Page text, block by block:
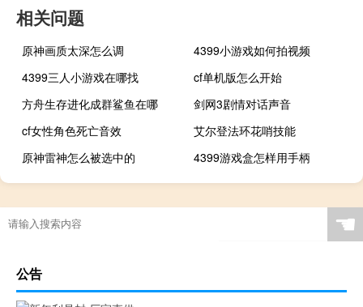
相关问题
原神画质太深怎么调
4399小游戏如何拍视频
4399三人小游戏在哪找
cf单机版怎么开始
方舟生存进化成群鲨鱼在哪
剑网3剧情对话声音
cf女性角色死亡音效
艾尔登法环花哨技能
原神雷神怎么被选中的
4399游戏盒怎样用手柄
☚
公告